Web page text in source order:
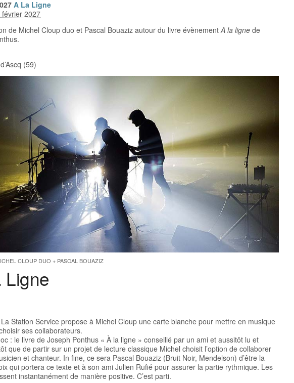
A La Ligne
2027
de Michel Cloup duo et Pascal Bouaziz autour du livre évènementA la ligne de
(59)
CLOUP DUO + PASCAL BOUAZIZ
Ligne
Station Service propose à Michel Cloup une carte blanche pour mettre en musique
ses collaborateurs.
: le livre de Joseph Ponthus « À la ligne » conseillé par un ami et aussitôt lu et
que de partir sur un projet de lecture classique Michel choisit l’option de collaborer
et chanteur. In fine, ce sera Pascal Bouaziz (Bruit Noir, Mendelson) d’être la
qui portera ce texte et à son ami Julien Rufié pour assurer la partie rythmique. Les
instantanément de manière positive. C’est parti.